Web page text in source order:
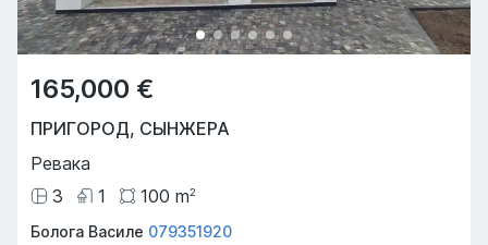
165,000 €
ПРИГОРОД, СЫНЖЕРА
Ревака
3
1 100 m2
Болога Василе 079351920